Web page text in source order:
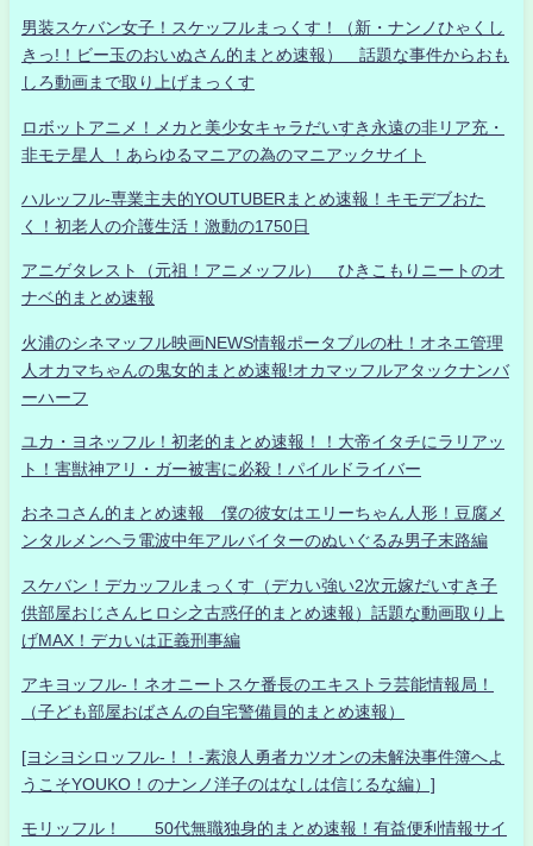
男装スケバン女子！スケッフルまっくす！（新・ナンノひゃくし
きっ!！ビー玉のおいぬさん的まとめ速報） 話題な事件からおも
しろ動画まで取り上げまっくす
ロボットアニメ！メカと美少女キャラだいすき永遠の非リア充・
非モテ星人 ！あらゆるマニアの為のマニアックサイト
ハルッフル-専業主夫的YOUTUBERまとめ速報！キモデブおた
く！初老人の介護生活！激動の1750日
アニゲタレスト（元祖！アニメッフル） ひきこもりニートのオ
ナベ的まとめ速報
火浦のシネマッフル映画NEWS情報ポータブルの杜！オネエ管理
人オカマちゃんの鬼女的まとめ速報!オカマッフルアタックナンバ
ーハーフ
ユカ・ヨネッフル！初老的まとめ速報！！大帝イタチにラリアッ
ト！害獣神アリ・ガー被害に必殺！パイルドライバー
おネコさん的まとめ速報 僕の彼女はエリーちゃん人形！豆腐メ
ンタルメンヘラ電波中年アルバイターのぬいぐるみ男子末路編
スケバン！デカッフルまっくす（デカい強い2次元嫁だいすき子
供部屋おじさんヒロシ之古惑仔的まとめ速報）話題な動画取り上
げMAX！デカいは正義刑事編
アキヨッフル-！ネオニートスケ番長のエキストラ芸能情報局！
（子ども部屋おばさんの自宅警備員的まとめ速報）
[ヨシヨシロッフル-！！-素浪人勇者カツオンの未解決事件簿へよ
うこそYOUKO！のナンノ洋子のはなしは信じるな編）]
モリッフル！ 50代無職独身的まとめ速報！有益便利情報サイ